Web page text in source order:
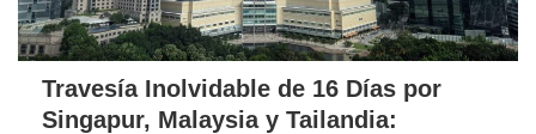
Travesía Inolvidable de 16 Días por
Singapur, Malaysia y Tailandia: